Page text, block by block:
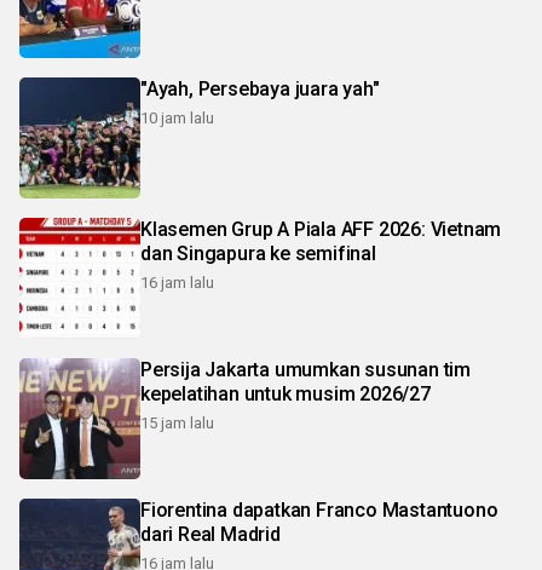
"Ayah, Persebaya juara yah"
10 jam lalu
Klasemen Grup A Piala AFF 2026: Vietnam
dan Singapura ke semifinal
16 jam lalu
Persija Jakarta umumkan susunan tim
kepelatihan untuk musim 2026/27
15 jam lalu
Fiorentina dapatkan Franco Mastantuono
dari Real Madrid
16 jam lalu